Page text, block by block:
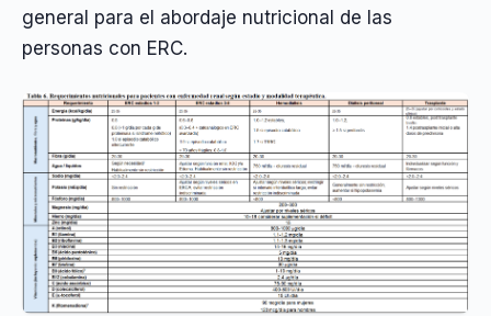
general para el abordaje nutricional de las
personas con ERC.